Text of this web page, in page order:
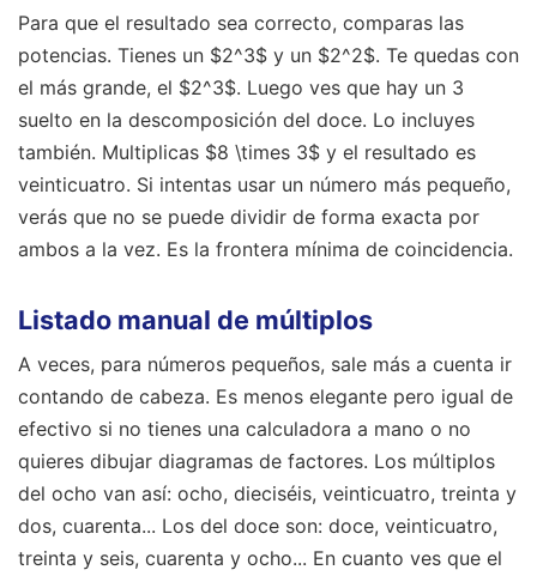
Para que el resultado sea correcto, comparas las
potencias. Tienes un $2^3$ y un $2^2$. Te quedas con
el más grande, el $2^3$. Luego ves que hay un 3
suelto en la descomposición del doce. Lo incluyes
también. Multiplicas $8 \times 3$ y el resultado es
veinticuatro. Si intentas usar un número más pequeño,
verás que no se puede dividir de forma exacta por
ambos a la vez. Es la frontera mínima de coincidencia.
Listado manual de múltiplos
A veces, para números pequeños, sale más a cuenta ir
contando de cabeza. Es menos elegante pero igual de
efectivo si no tienes una calculadora a mano o no
quieres dibujar diagramas de factores. Los múltiplos
del ocho van así: ocho, dieciséis, veinticuatro, treinta y
dos, cuarenta... Los del doce son: doce, veinticuatro,
treinta y seis, cuarenta y ocho... En cuanto ves que el